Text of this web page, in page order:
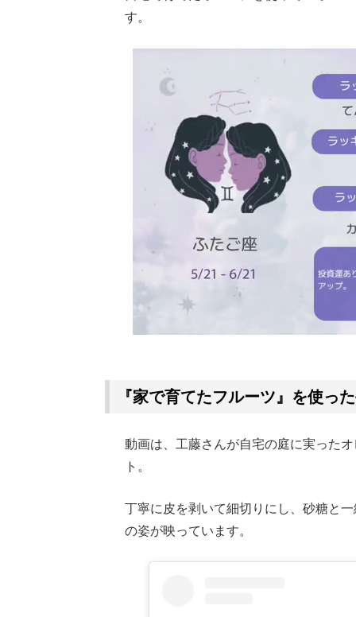
す。
『家で育てたフルーツ』を使っ
動画は、工藤さんが自宅の庭に実った
ト。
丁寧に皮を剥いて細切りにし、砂糖と
の姿が映っています。